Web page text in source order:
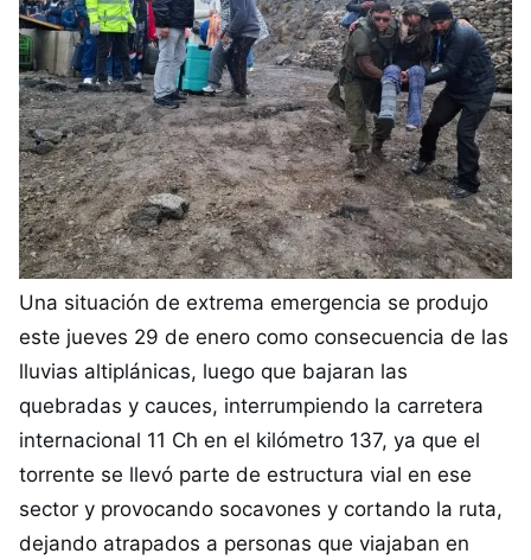
Una situación de extrema emergencia se produjo
este jueves 29 de enero como consecuencia de las
lluvias altiplánicas, luego que bajaran las
quebradas y cauces, interrumpiendo la carretera
internacional 11 Ch en el kilómetro 137, ya que el
torrente se llevó parte de estructura vial en ese
sector y provocando socavones y cortando la ruta,
dejando atrapados a personas que viajaban en